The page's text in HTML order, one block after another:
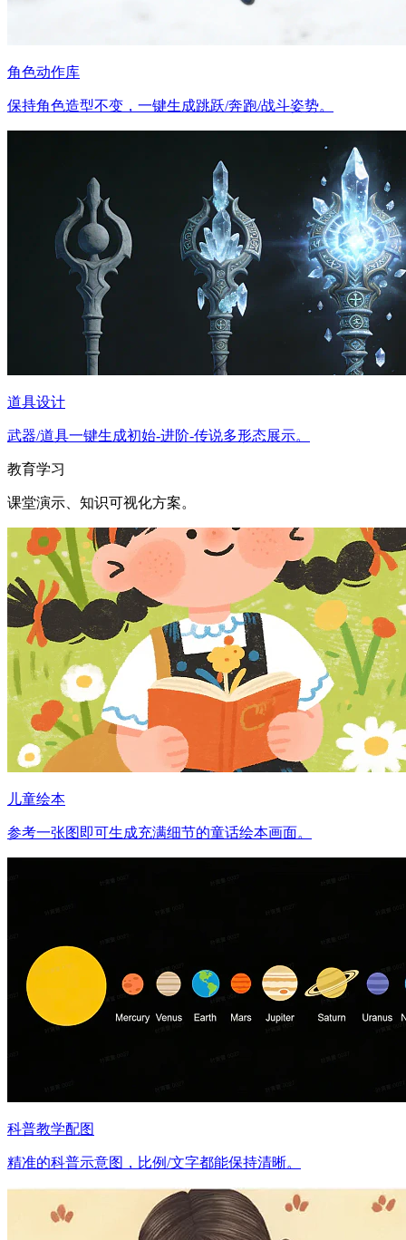
角色动作库
保持角色造型不变，一键生成跳跃/奔跑/战斗姿势。
道具设计
武器/道具一键生成初始-进阶-传说多形态展示。
教育学习
课堂演示、知识可视化方案。
儿童绘本
参考一张图即可生成充满细节的童话绘本画面。
科普教学配图
精准的科普示意图，比例/文字都能保持清晰。